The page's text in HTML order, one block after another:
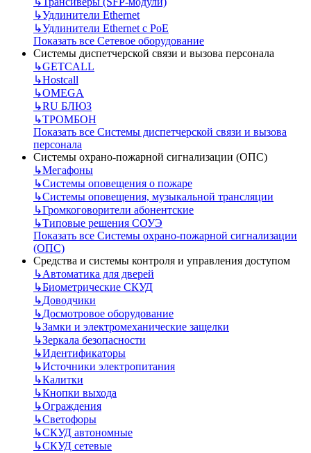
↳Удлинители Ethernet
↳Удлинители Ethernet с PoE
Показать все Сетевое оборудование
Системы диспетчерской связи и вызова персонала
↳GETCALL
↳Hostcall
↳OMEGA
↳RU БЛЮЗ
↳ТРОМБОН
Показать все Системы диспетчерской связи и вызова
персонала
Системы охрано-пожарной сигнализации (ОПС)
↳Мегафоны
↳Системы оповещения о пожаре
↳Системы оповещения, музыкальной трансляции
↳Громкоговорители абонентские
↳Типовые решения СОУЭ
Показать все Системы охрано-пожарной сигнализации
(ОПС)
Средства и системы контроля и управления доступом
↳Автоматика для дверей
↳Биометрические СКУД
↳Доводчики
↳Досмотровое оборудование
↳Замки и электромеханические защелки
↳Зеркала безопасности
↳Идентификаторы
↳Источники электропитания
↳Калитки
↳Кнопки выхода
↳Ограждения
↳Светофоры
↳СКУД автономные
↳СКУД сетевые